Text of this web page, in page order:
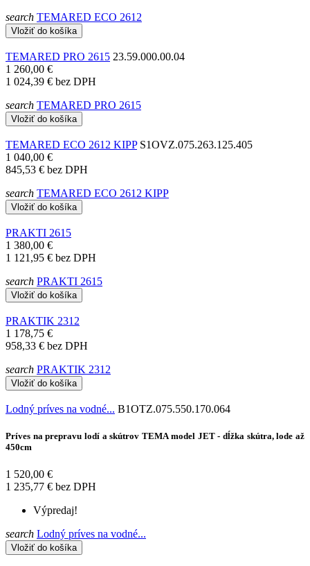
search TEMARED ECO 2612
Vložiť do košíka
TEMARED PRO 2615 23.59.000.00.04
1 260,00 €
1 024,39 € bez DPH
search TEMARED PRO 2615
Vložiť do košíka
TEMARED ECO 2612 KIPP S1OVZ.075.263.125.405
1 040,00 €
845,53 € bez DPH
search TEMARED ECO 2612 KIPP
Vložiť do košíka
PRAKTI 2615
1 380,00 €
1 121,95 € bez DPH
search PRAKTI 2615
Vložiť do košíka
PRAKTIK 2312
1 178,75 €
958,33 € bez DPH
search PRAKTIK 2312
Vložiť do košíka
Lodný príves na vodné... B1OTZ.075.550.170.064
Príves na prepravu lodí a skútrov TEMA model JET - dĺžka skútra, lode až
450cm
1 520,00 €
1 235,77 € bez DPH
Výpredaj!
search Lodný príves na vodné...
Vložiť do košíka